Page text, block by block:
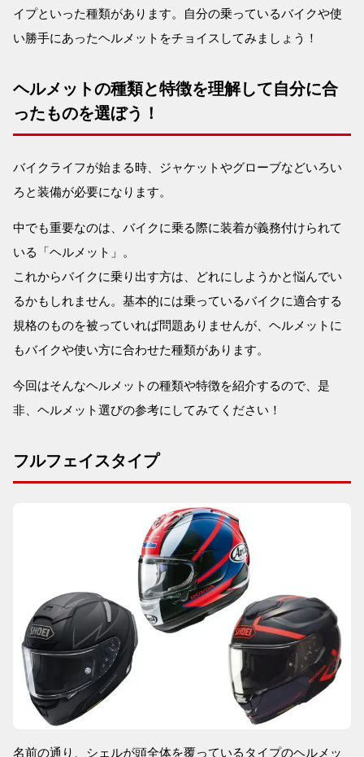
イプといった種類があります。自分の乗っているバイクや使
い勝手にあったヘルメットをチョイスしてみましょう！
ヘルメットの種類と特徴を理解して自分に合
ったものを選ぼう！
バイクライフが始まる時、ジャケットやグローブなどいろい
ろと装備が必要になります。
中でも重要なのは、バイクに乗る際に装着が義務付けられて
いる「ヘルメット」。
これからバイクに乗り出す方は、どれにしようかと悩んでい
るかもしれません。基本的には乗っているバイクに適合する
規格のものを被っていれば問題ありませんが、ヘルメットに
もバイクや使い方に合わせた種類があります。
今回はそんなヘルメットの種類や特徴を紹介するので、是
非、ヘルメット選びの参考にしてみてください！
フルフェイスタイプ
名前の通り、シェルが頭全体を覆っているタイプのヘルメッ